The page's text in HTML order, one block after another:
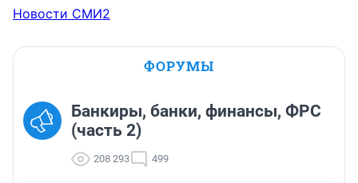
Новости СМИ2
ФОРУМЫ
Банкиры, банки, финансы, ФРС
(часть 2)
208 293 499